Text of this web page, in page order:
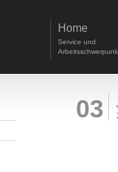
Home
Service und
03